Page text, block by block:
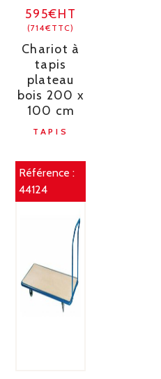
595€HT
(714€TTC)
Chariot à
tapis
plateau
bois 200 x
100 cm
TAPIS
Référence :
44124